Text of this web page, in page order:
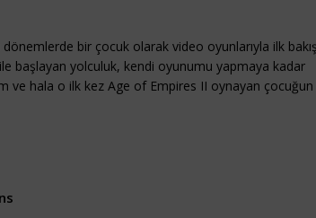
dönemlerde bir çocuk olarak video oyunlarıyla ilk
başlayan yolculuk, kendi oyunumu yapmaya kadar
ve hala o ilk kez Age of Empires II oynayan çocuğun